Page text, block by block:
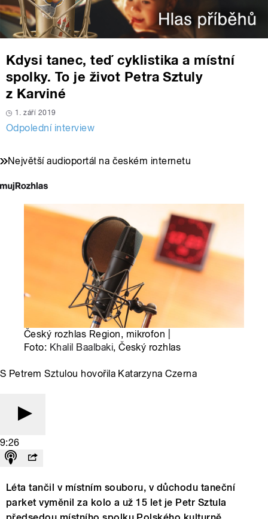
Kdysi tanec, teď cyklistika a místní
spolky. To je život Petra Sztuly
z Karviné
1. září 2019
Odpolední interview
Největší audioportál na českém internetu
Český rozhlas Region, mikrofon |
Foto: Khalil Baalbaki, Český rozhlas
S Petrem Sztulou hovořila Katarzyna Czerna
9:26
Léta tančil v místním souboru, v důchodu taneční
parket vyměnil za kolo a už 15 let je Petr Sztula